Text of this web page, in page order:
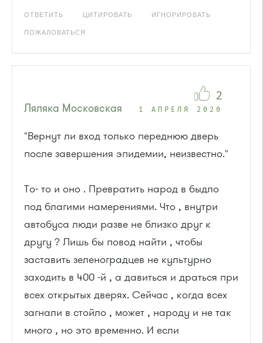
ОТВЕТИТЬ ЦИТИРОВАТЬ ИГНОРИРОВАТЬ
ПОЖАЛОВАТЬСЯ
Ляляка Московская 1 АПРЕЛЯ 2020
"Вернут ли вход только переднюю дверь
после завершения эпидемии, неизвестно."
То- то и оно . Превратить народ в быдло
под благими намерениями. Что , внутри
автобуса люди разве не близко друг к
другу ? Лишь бы повод найти , чтобы
заставить зеленоградцев не культурно
заходить в 400 -й , а давиться и драться при
всех открытых дверях. Сейчас , когда всех
загнали в стойло , может , народу и не так
много , но это временно. И если
2